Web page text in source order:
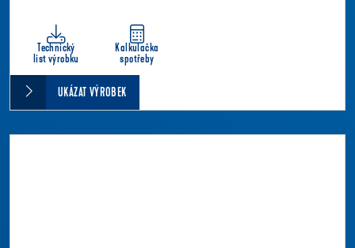
Technický
list výrobku
Kalkulačka
spotřeby
UKÁZAT VÝROBEK